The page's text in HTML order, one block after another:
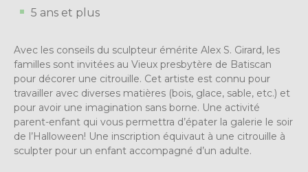
5 ans et plus
Avec les conseils du sculpteur émérite Alex S. Girard, les
familles sont invitées au Vieux presbytère de Batiscan
pour décorer une citrouille. Cet artiste est connu pour
travailler avec diverses matières (bois, glace, sable, etc.) et
pour avoir une imagination sans borne. Une activité
parent-enfant qui vous permettra d’épater la galerie le soir
de l’Halloween! Une inscription équivaut à une citrouille à
sculpter pour un enfant accompagné d’un adulte.